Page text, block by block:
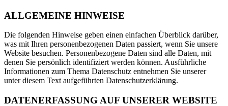
ALLGEMEINE HINWEISE
Die folgenden Hinweise geben einen einfachen Überblick darüber,
was mit Ihren personenbezogenen Daten passiert, wenn Sie unsere
Website besuchen. Personenbezogene Daten sind alle Daten, mit
denen Sie persönlich identifiziert werden können. Ausführliche
Informationen zum Thema Datenschutz entnehmen Sie unserer
unter diesem Text aufgeführten Datenschutzerklärung.
DATENERFASSUNG AUF UNSERER WEBSITE